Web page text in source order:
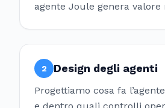
agente Joule genera valore
2 Design degli agenti
Progettiamo cosa fa